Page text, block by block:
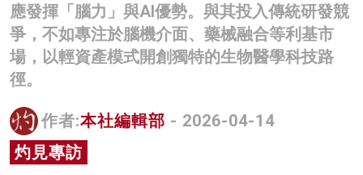
名家榜
灼見活動
關於我們
應發揮「腦力」與AI優勢。與其投入傳統研發競
爭，不如專注於腦機介面、藥械融合等利基市
場，以輕資產模式開創獨特的生物醫學科技路
徑。
作者:本社編輯部 - 2026-04-14
灼見專訪